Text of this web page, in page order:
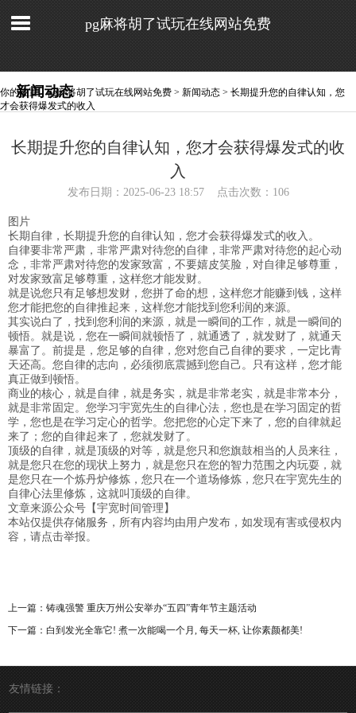
pg麻将胡了试玩在线网站免费
新闻动态
你的位置：pg麻将胡了试玩在线网站免费 > 新闻动态 > 长期提升您的自律认知，您
才会获得爆发式的收入
长期提升您的自律认知，您才会获得爆发式的收
入
发布日期：2025-06-23 18:57 点击次数：106
图片
长期自律，长期提升您的自律认知，您才会获得爆发式的收入。
自律要非常严肃，非常严肃对待您的自律，非常严肃对待您的起心动
念，非常严肃对待您的发家致富，不要嬉皮笑脸，对自律足够尊重，
对发家致富足够尊重，这样您才能发财。
就是说您只有足够想发财，您拼了命的想，这样您才能赚到钱，这样
您才能把您的自律推起来，这样您才能找到您利润的来源。
其实说白了，找到您利润的来源，就是一瞬间的工作，就是一瞬间的
顿悟。就是说，您在一瞬间就顿悟了，就通透了，就发财了，就通天
暴富了。前提是，您足够的自律，您对您自己自律的要求，一定比青
天还高。您自律的志向，必须彻底震撼到您自己。只有这样，您才能
真正做到顿悟。
商业的核心，就是自律，就是务实，就是非常老实，就是非常本分，
就是非常固定。您学习宇宽先生的自律心法，您也是在学习固定的哲
学，您也是在学习定心的哲学。您把您的心定下来了，您的自律就起
来了；您的自律起来了，您就发财了。
顶级的自律，就是顶级的对等，就是您只和您旗鼓相当的人员来往，
就是您只在您的现状上努力，就是您只在您的智力范围之内玩耍，就
是您只在一个炼丹炉修炼，您只在一个道场修炼，您只在宇宽先生的
自律心法里修炼，这就叫顶级的自律。
文章来源公众号【宇宽时间管理】
本站仅提供存储服务，所有内容均由用户发布，如发现有害或侵权内
容，请点击举报。
上一篇： 铸魂强警 重庆万州公安举办“五四”青年节主题活动
下一篇： 白到发光全靠它! 煮一次能喝一个月, 每天一杯, 让你素颜都美!
友情链接：